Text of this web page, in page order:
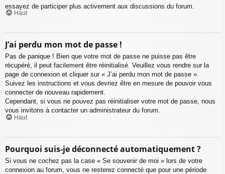
essayez de participer plus activement aux discussions du forum.
Haut
J’ai perdu mon mot de passe !
Pas de panique ! Bien que votre mot de passe ne puisse pas être
récupéré, il peut facilement être réinitialisé. Veuillez vous rendre sur la
page de connexion et cliquer sur « J’ai perdu mon mot de passe ».
Suivez les instructions et vous devriez être en mesure de pouvoir vous
connecter de nouveau rapidement.
Cependant, si vous ne pouvez pas réinitialiser votre mot de passe, nous
vous invitons à contacter un administrateur du forum.
Haut
Pourquoi suis-je déconnecté automatiquement ?
Si vous ne cochez pas la case « Se souvenir de moi » lors de votre
connexion au forum, vous ne resterez connecté que pour une période